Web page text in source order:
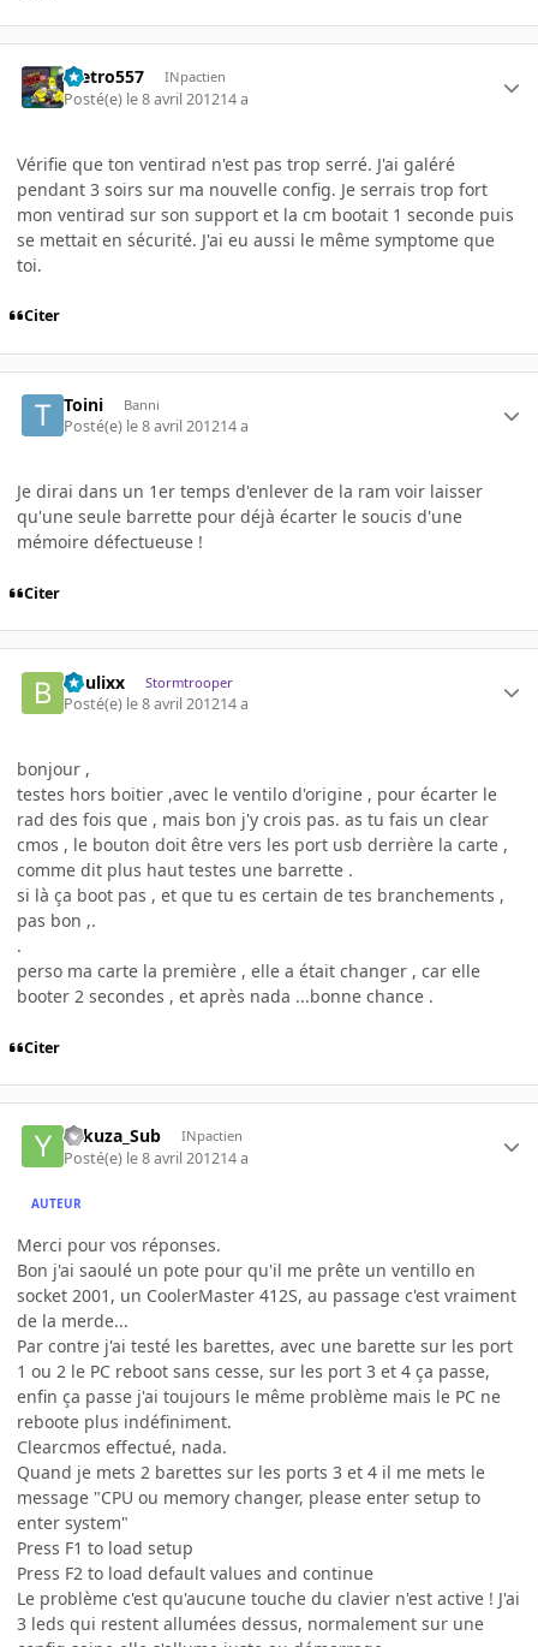
metro557 INpactien
Posté(e) le 8 avril 201214 a
Vérifie que ton ventirad n'est pas trop serré. J'ai galéré
pendant 3 soirs sur ma nouvelle config. Je serrais trop fort
mon ventirad sur son support et la cm bootait 1 seconde puis
se mettait en sécurité. J'ai eu aussi le même symptome que
toi.
Citer
Toini Banni
Posté(e) le 8 avril 201214 a
Je dirai dans un 1er temps d'enlever de la ram voir laisser
qu'une seule barrette pour déjà écarter le soucis d'une
mémoire défectueuse !
Citer
boulixx Stormtrooper
Posté(e) le 8 avril 201214 a
bonjour ,
testes hors boitier ,avec le ventilo d'origine , pour écarter le
rad des fois que , mais bon j'y crois pas. as tu fais un clear
cmos , le bouton doit être vers les port usb derrière la carte ,
comme dit plus haut testes une barrette .
si là ça boot pas , et que tu es certain de tes branchements ,
pas bon ,.
.
perso ma carte la première , elle a était changer , car elle
booter 2 secondes , et après nada ...bonne chance .
Citer
Yakuza_Sub INpactien
Posté(e) le 8 avril 201214 a
AUTEUR
Merci pour vos réponses.
Bon j'ai saoulé un pote pour qu'il me prête un ventillo en
socket 2001, un CoolerMaster 412S, au passage c'est vraiment
de la merde...
Par contre j'ai testé les barettes, avec une barette sur les port
1 ou 2 le PC reboot sans cesse, sur les port 3 et 4 ça passe,
enfin ça passe j'ai toujours le même problème mais le PC ne
reboote plus indéfiniment.
Clearcmos effectué, nada.
Quand je mets 2 barettes sur les ports 3 et 4 il me mets le
message "CPU ou memory changer, please enter setup to
enter system"
Press F1 to load setup
Press F2 to load default values and continue
Le problème c'est qu'aucune touche du clavier n'est active ! J'ai
3 leds qui restent allumées dessus, normalement sur une